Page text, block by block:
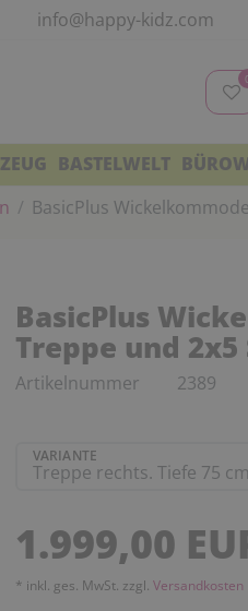
info@happy-kidz.com
BASTELWELT
BasicPlus
BasicPlus
Treppe und
Artikelnummer 2389
VARIANTE
1.999,00
* inkl. ges. MwSt. zzgl. Versandkosten